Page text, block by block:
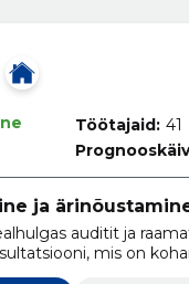
Töötajaid: 41
ja
auditit ja
mis on